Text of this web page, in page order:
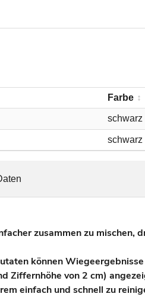
Farbe
schwarz
schwarz
zusammen zu mischen,
können
Ziffernhöhe von 2 cm)
einfach und schnell zu